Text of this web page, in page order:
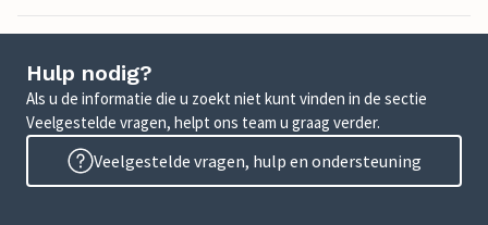
Hulp nodig?
Als u de informatie die u zoekt niet kunt vinden in de sectie
Veelgestelde vragen, helpt ons team u graag verder.
Veelgestelde vragen, hulp en ondersteuning